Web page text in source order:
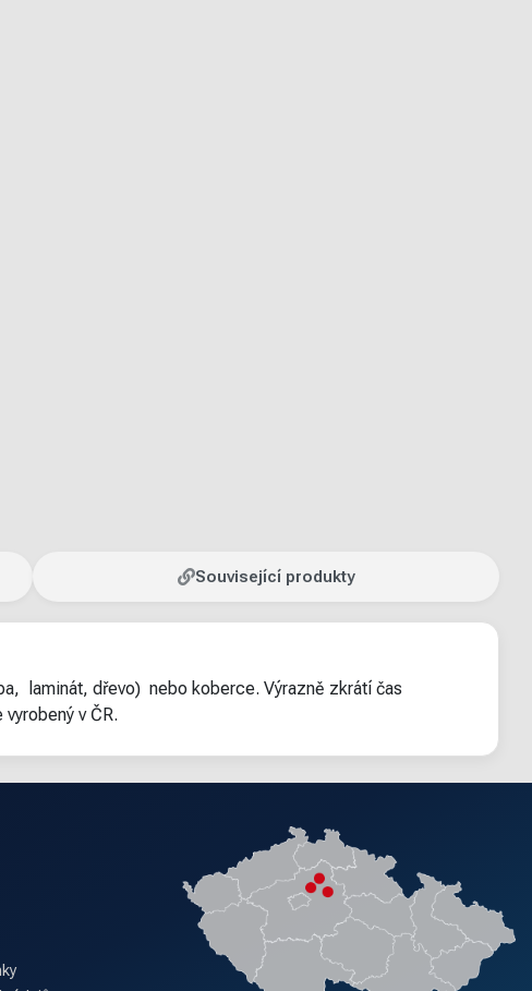
Související produkty
laminát, dřevo) nebo koberce. Výrazně zkrátí čas
v ČR.